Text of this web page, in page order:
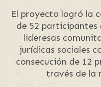
El proyecto logró la
de 52
lideresas
jurídicas sociales
consecución de 12
través de la